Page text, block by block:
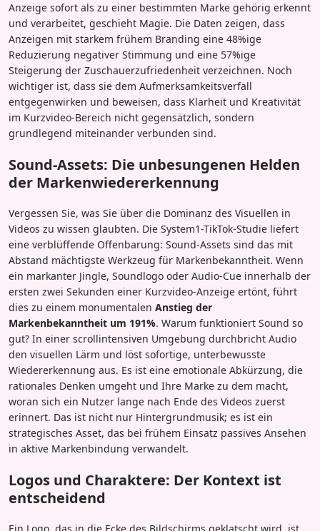
Anzeige sofort als zu einer bestimmten Marke gehörig erkennt
und verarbeitet, geschieht Magie. Die Daten zeigen, dass
Anzeigen mit starkem frühem Branding eine 48%ige
Reduzierung negativer Stimmung und eine 57%ige
Steigerung der Zuschauerzufriedenheit verzeichnen. Noch
wichtiger ist, dass sie dem Aufmerksamkeitsverfall
entgegenwirken und beweisen, dass Klarheit und Kreativität
im Kurzvideo-Bereich nicht gegensätzlich, sondern
grundlegend miteinander verbunden sind.
Sound-Assets: Die unbesungenen Helden
der Markenwiedererkennung
Vergessen Sie, was Sie über die Dominanz des Visuellen in
Videos zu wissen glaubten. Die System1-TikTok-Studie liefert
eine verblüffende Offenbarung: Sound-Assets sind das mit
Abstand mächtigste Werkzeug für Markenbekanntheit. Wenn
ein markanter Jingle, Soundlogo oder Audio-Cue innerhalb der
ersten zwei Sekunden einer Kurzvideo-Anzeige ertönt, führt
dies zu einem monumentalen Anstieg der
Markenbekanntheit um 191%. Warum funktioniert Sound so
gut? In einer scrollintensiven Umgebung durchbricht Audio
den visuellen Lärm und löst sofortige, unterbewusste
Wiedererkennung aus. Es ist eine emotionale Abkürzung, die
rationales Denken umgeht und Ihre Marke zu dem macht,
woran sich ein Nutzer lange nach Ende des Videos zuerst
erinnert. Das ist nicht nur Hintergrundmusik; es ist ein
strategisches Asset, das bei frühem Einsatz passives Ansehen
in aktive Markenbindung verwandelt.
Logos und Charaktere: Der Kontext ist
entscheidend